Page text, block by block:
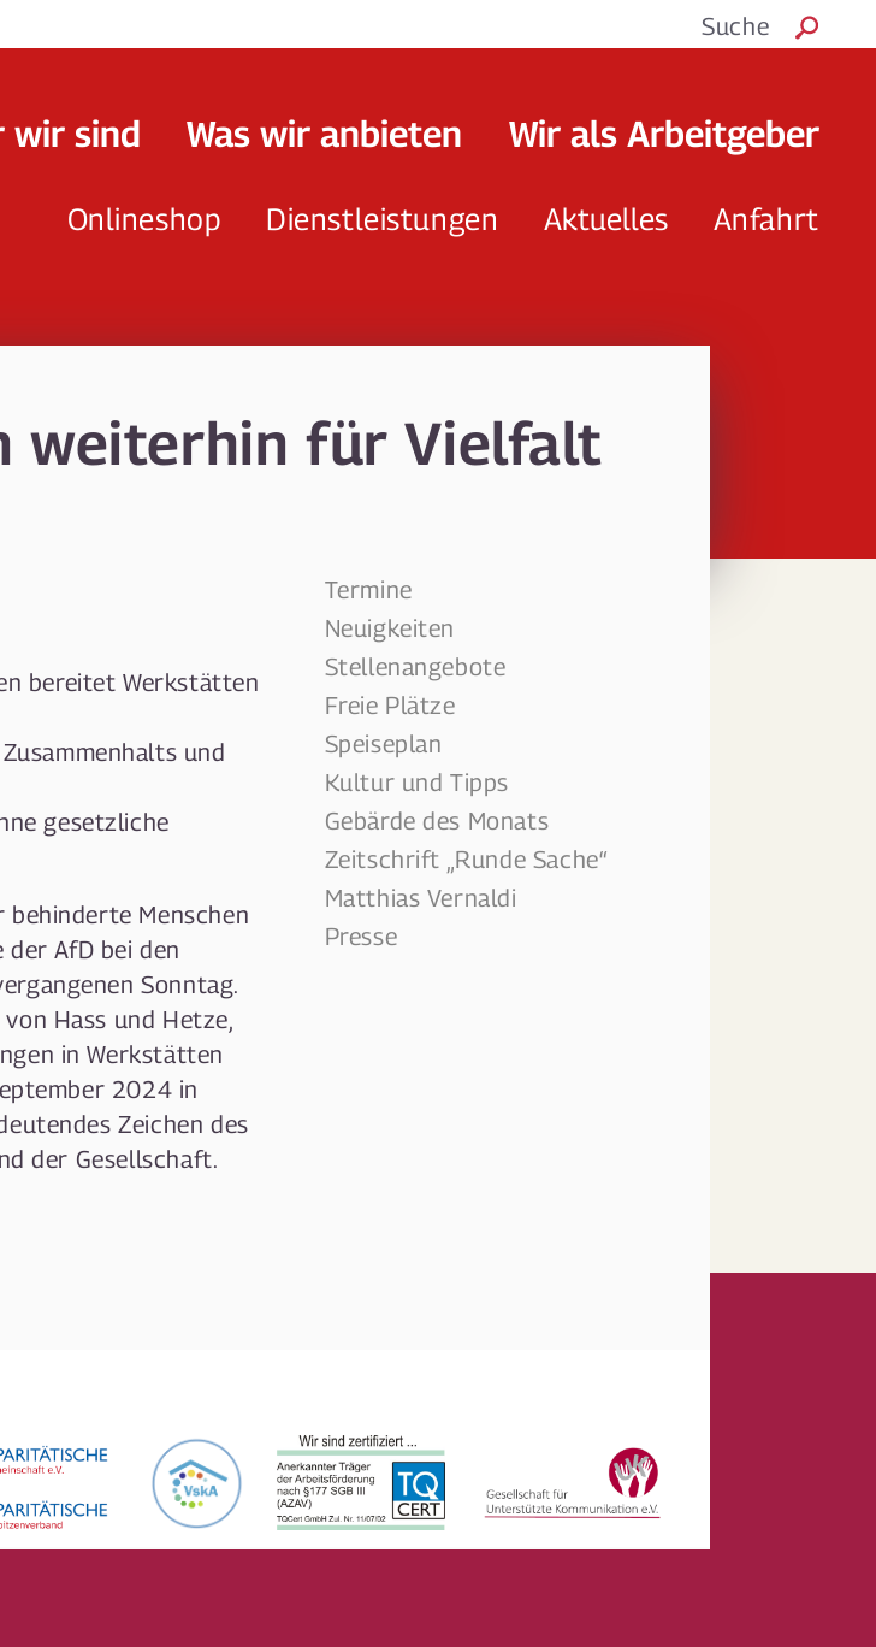
Suche
wir sind Was wir anbieten Wir als Arbeitgeber
Onlineshop Dienstleistungen Aktuelles Anfahrt
weiterhin für Vielfalt
bereitet Werkstätten
und
gesetzliche
Menschen
AfD bei den
Sonntag.
Hass und Hetze,
in Werkstätten
2024 in
Zeichen des
der Gesellschaft.
Termine
Neuigkeiten
Stellenangebote
Freie Plätze
Speiseplan
Kultur und Tipps
Gebärde des Monats
Zeitschrift „Runde Sache“
Matthias Vernaldi
Presse